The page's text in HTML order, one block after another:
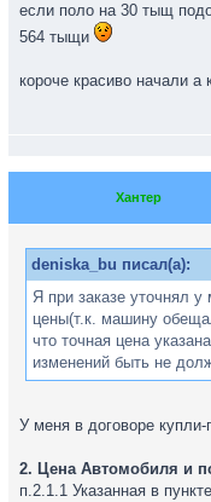
если поло на 30 тыщ
564 тыщи
короче красиво начали а
Хантер
deniska_bu писал(а):
Я при заказе уточнял
цены(т.к. машину
что точная цена
изменений быть не
У меня в договоре
2. Цена Автомобиля и
п.2.1.1 Указанная в